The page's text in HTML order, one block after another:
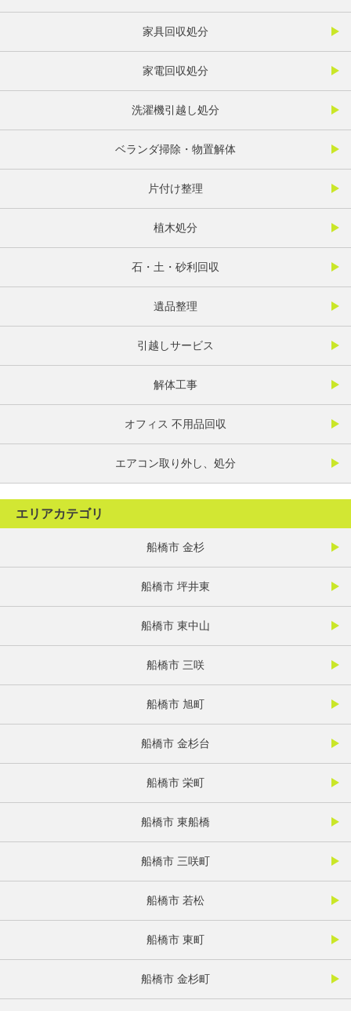
家具回収処分
家電回収処分
洗濯機引越し処分
ベランダ掃除・物置解体
片付け整理
植木処分
石・土・砂利回収
遺品整理
引越しサービス
解体工事
オフィス 不用品回収
エアコン取り外し、処分
エリアカテゴリ
船橋市 金杉
船橋市 坪井東
船橋市 東中山
船橋市 三咲
船橋市 旭町
船橋市 金杉台
船橋市 栄町
船橋市 東船橋
船橋市 三咲町
船橋市 若松
船橋市 東町
船橋市 金杉町